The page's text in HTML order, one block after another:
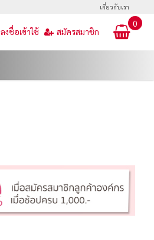
เกี่ยวกับเรา
0
ลงชื่อเข้าใช้ สมัครสมาชิก